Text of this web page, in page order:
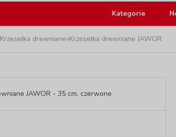
Kategorie
Krzesełka drewniane»Krzesełka drewniane JAWOR